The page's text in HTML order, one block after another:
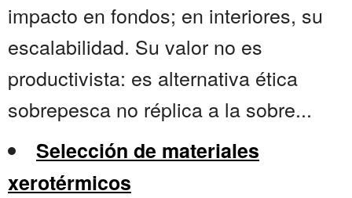
impacto en fondos; en interiores, su
escalabilidad. Su valor no es
productivista: es alternativa ética
sobrepesca no réplica a la sobre...
Selección de materiales
xerotérmicos